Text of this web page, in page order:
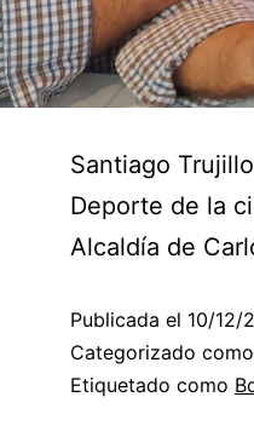
Santiago
Deporte de la
Alcaldía de
Publicada el 10/12/
Categorizado como
Etiquetado como